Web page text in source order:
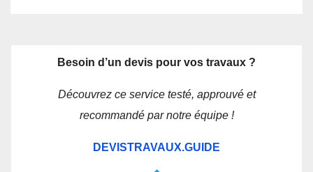
Besoin d’un devis pour vos travaux ?
Découvrez ce service testé, approuvé et
recommandé par notre équipe !
DEVISTRAVAUX.GUIDE